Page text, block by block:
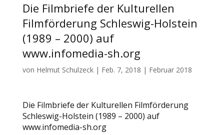
Die Filmbriefe der Kulturellen
Filmförderung Schleswig-Holstein
(1989 – 2000) auf
www.infomedia-sh.org
von Helmut Schulzeck| Feb. 7, 2018 | Februar 2018
Die Filmbriefe der Kulturellen Filmförderung
Schleswig-Holstein (1989 – 2000) auf
www.infomedia-sh.org